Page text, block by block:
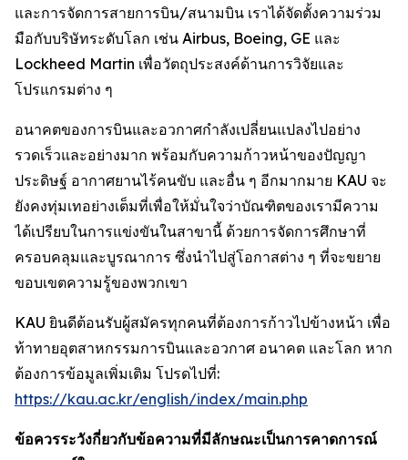
และการจัดการสายการบิน/สนามบิน เราได้จัดตั้งความร่วม
มือกับบริษัทระดับโลก เช่น Airbus, Boeing, GE และ
Lockheed Martin เพื่อวัตถุประสงค์ด้านการวิจัยและ
โปรแกรมต่าง ๆ
อนาคตของการบินและอวกาศกำลังเปลี่ยนแปลงไปอย่าง
รวดเร็วและอย่างมาก พร้อมกับความก้าวหน้าของปัญญา
ประดิษฐ์ อากาศยานไร้คนขับ และอื่น ๆ อีกมากมาย KAU จะ
ยังคงทุ่มเทอย่างเต็มที่เพื่อให้มั่นใจว่าบัณฑิตของเรามีความ
ได้เปรียบในการแข่งขันในสาขานี้ ด้วยการจัดการศึกษาที่
ครอบคลุมและบูรณาการ ซึ่งนำไปสู่โอกาสต่าง ๆ ที่จะขยาย
ขอบเขตความรู้ของพวกเขา
KAU ยินดีต้อนรับผู้สมัครทุกคนที่ต้องการก้าวไปข้างหน้า เพื่อ
ท้าทายอุตสาหกรรมการบินและอวกาศ อนาคต และโลก หาก
ต้องการข้อมูลเพิ่มเติม โปรดไปที่:
https://kau.ac.kr/english/index/main.php
ข้อควรระวังกี่ยวกับข้อความที่มีลักษณะเป็นการคาดการณ์